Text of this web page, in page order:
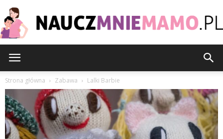
Strona główna Zabawa Lalki Barbie